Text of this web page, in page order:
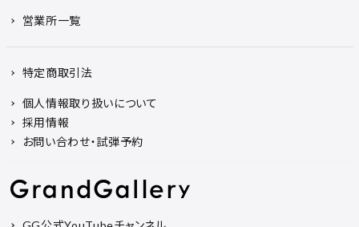
営業所一覧
特定商取引法
個人情報取り扱いについて
採用情報
お問い合わせ・試弾予約